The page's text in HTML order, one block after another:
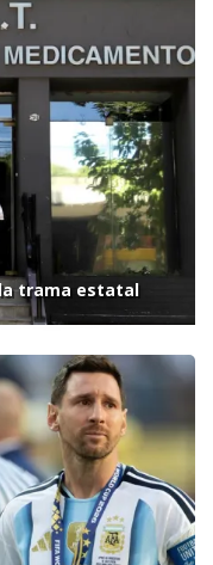
trama estatal